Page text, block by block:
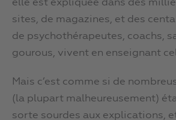
elle est expliquée dans des
sites, de magazines, et des
de psychothérapeutes, coachs,
gourous, vivent en enseignant
Mais c’est comme si de
(la plupart malheureusement)
sorte sourdes aux explications,